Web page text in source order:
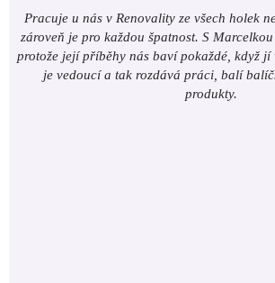
Pracuje u nás v Renovality ze všech holek
zároveň je pro každou špatnost. S
protože její příběhy nás baví pokaždé, když jí
je vedoucí a tak rozdává práci, balí
produkty.